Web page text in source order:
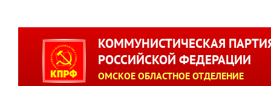
КОММУНИСТИЧЕСКАЯ
РОССИЙСКОЙ ФЕДЕРАЦИИ
ОМСКОЕ ОБЛАСТНОЕ ОТДЕЛЕНИЕ